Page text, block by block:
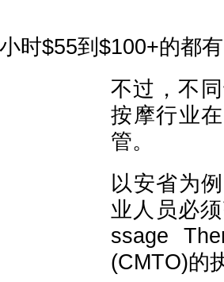
时$55到$100+的都
不过，不
按摩行业
管。
以安省为
业人员必
ssage
(CMTO)的